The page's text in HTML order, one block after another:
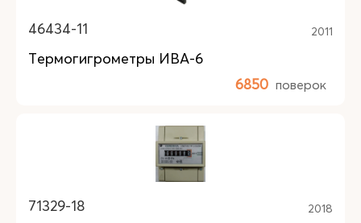
46434-11 2011
Термогигрометры ИВА-6
6850 поверок
71329-18 2018